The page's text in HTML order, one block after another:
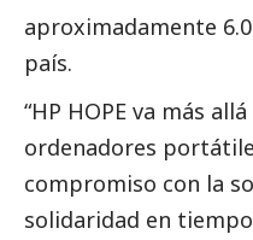
aproximadamente
país.
“HP HOPE va más
ordenadores
compromiso con la
solidaridad en